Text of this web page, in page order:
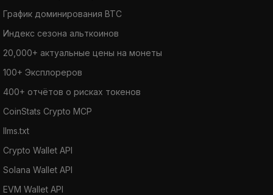
График доминирования BTC
Индекс сезона альткоинов
20,000+ актуальные цены на монеты
100+ Эксплореров
400+ отчётов о рисках токенов
CoinStats Crypto MCP
llms.txt
Crypto Wallet API
Solana Wallet API
EVM Wallet API